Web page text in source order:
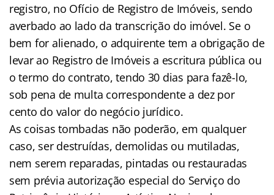
registro, no Ofício de Registro de Imóveis, sendo
averbado ao lado da transcrição do imóvel. Se o
bem for alienado, o adquirente tem a obrigação de
levar ao Registro de Imóveis a escritura pública ou
o termo do contrato, tendo 30 dias para fazê-lo,
sob pena de multa correspondente a dez por
cento do valor do negócio jurídico.
As coisas tombadas não poderão, em qualquer
caso, ser destruídas, demolidas ou mutiladas,
nem serem reparadas, pintadas ou restauradas
sem prévia autorização especial do Serviço do